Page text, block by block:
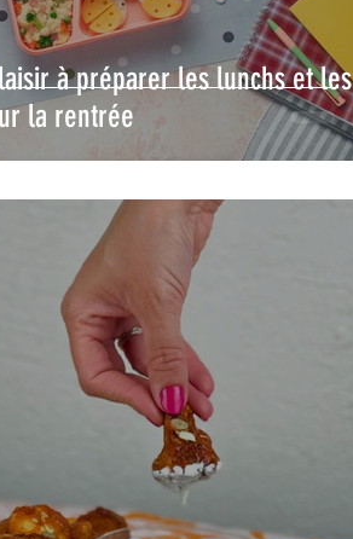
à préparer les lunchs et les
la rentrée